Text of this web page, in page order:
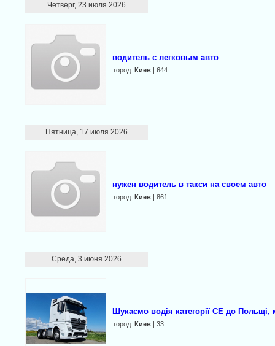
Четверг, 23 июля 2026
водитель с легковым авто
город: Киев| 644
Пятница, 17 июля 2026
нужен водитель в такси на своем авто
город: Киев| 861
Среда, 3 июня 2026
Шукаємо водія категорії CE до
город: Киев| 33